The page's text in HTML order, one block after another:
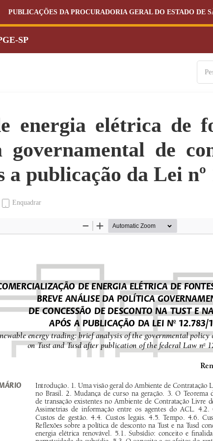
PUBLICAÇÕES DA PROCURADORIA GERAL DO ESTADO DE
SP
energia elétrica de
de
a publicação da Lei nº
Enquadrar